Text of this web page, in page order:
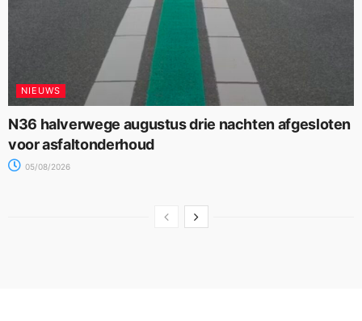
NIEUWS
N36 halverwege augustus drie nachten afgesloten
voor asfaltonderhoud
05/08/2026